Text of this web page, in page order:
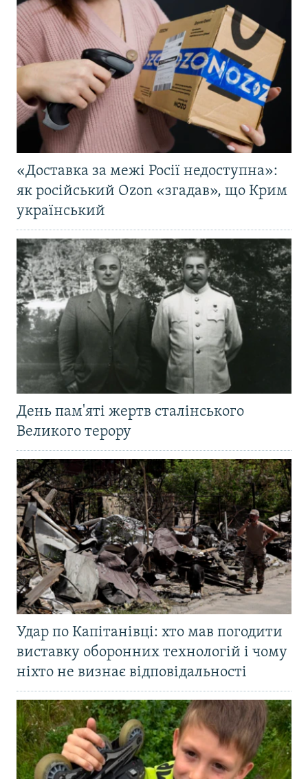
«Доставка за межі Росії недоступна»:
як російський Ozon «згадав», що Крим
український
День пам'яті жертв сталінського
Великого терору
Удар по Капітанівці: хто мав погодити
виставку оборонних технологій і чому
ніхто не визнає відповідальності